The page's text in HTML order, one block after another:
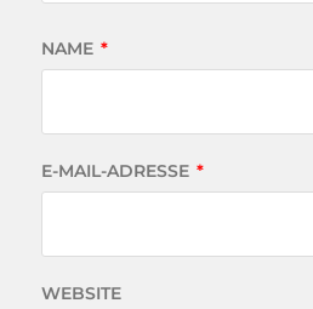
NAME *
E-MAIL-ADRESSE *
WEBSITE